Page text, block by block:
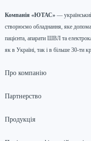
Компанія «ЮТАС» —
створюємо обладнання, яке
пацієнта, апарати ШВЛ та
як в Україні, так і в більше 30-ти
Про компанію
Партнерство
Продукція